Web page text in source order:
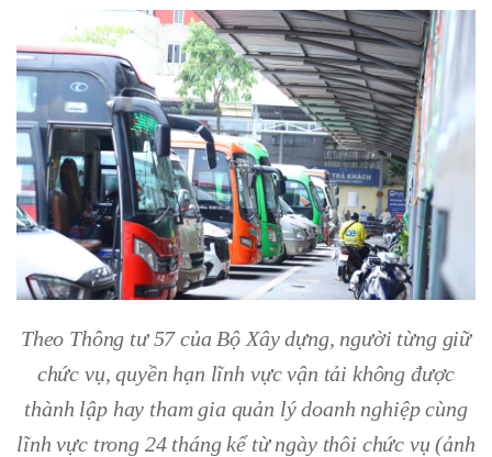
Theo Thông tư 57 của Bộ Xây dựng, người từng giữ
chức vụ, quyền hạn lĩnh vực vận tải không được
thành lập hay tham gia quản lý doanh nghiệp cùng
lĩnh vực trong 24 tháng kể từ ngày thôi chức vụ (ảnh